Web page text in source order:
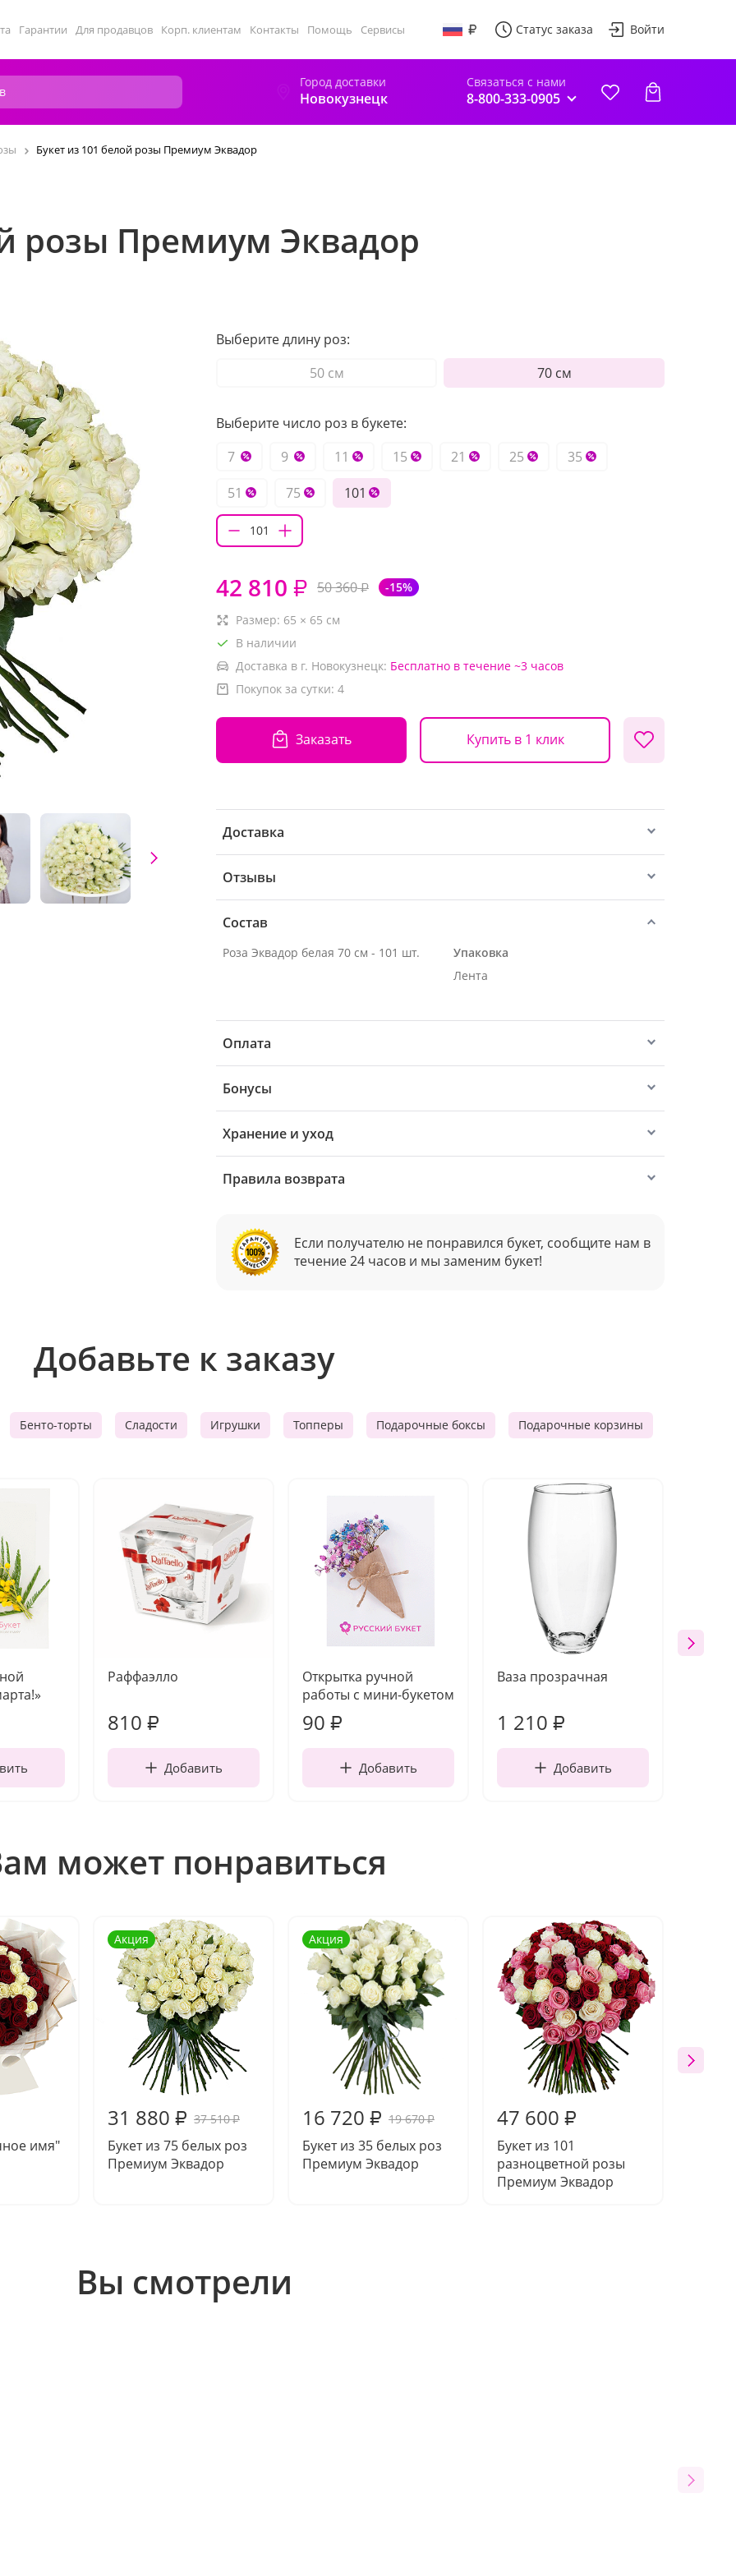
Гарантии Для продавцов Корп. клиентам Контакты Помощь Сервисы Статус заказа Войти
Город доставки
Новокузнецк
Связаться с нами
8-800-333-0905
Букет из 101 белой розы Премиум Эквадор
розы Премиум Эквадор
Выберите длину роз:
50 см
70 см
Выберите число роз в букете:
7
9 11 15 21 25
35
51
75 101
42 810 ₽ 50 360₽ -15%
Размер: 65 × 65 см
В наличии
Доставка в г. Новокузнецк: Бесплатно в течение ~3 часов
Покупок за сутки: 4
Заказать Купить в 1 клик
Доставка
Отзывы
Состав
Роза Эквадор белая 70 см - 101 шт.
Упаковка
Лента
Оплата
Бонусы
Хранение и уход
Правила возврата
Если получателю не понравился букет, сообщите нам в
течение 24 часов и мы заменим букет!
Добавьте к заказу
Бенто-торты Сладости Игрушки Топперы Подарочные боксы Подарочные корзины
Раффаэлло
810 ₽
Добавить
Открытка ручной
работы с мини-букетом
90 ₽
Добавить
Ваза прозрачная
1 210 ₽
Добавить
может понравиться
имя"
Акция
31 880 ₽ 37 510₽
Букет из 75 белых роз
Премиум Эквадор
Акция
16 720 ₽ 19 670₽
Букет из 35 белых роз
Премиум Эквадор
47 600 ₽
Букет из 101
разноцветной розы
Премиум Эквадор
Вы смотрели